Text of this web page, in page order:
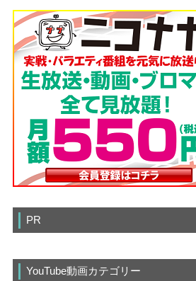
PR
YouTube動画カテゴリー